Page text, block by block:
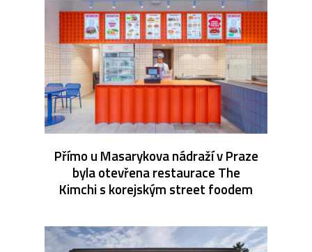
Přímo u Masarykova nádraží v Praze
byla otevřena restaurace The
Kimchi s korejským street foodem